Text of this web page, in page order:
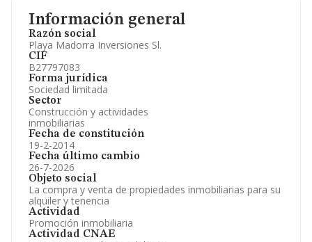
Información general
Razón social
Playa Madorra Inversiones Sl.
CIF
B27797083
Forma jurídica
Sociedad limitada
Sector
Construcción y actividades
inmobiliarias
Fecha de constitución
19-2-2014
Fecha último cambio
26-7-2026
Objeto social
La compra y venta de propiedades inmobiliarias para su
alquiler y tenencia
Actividad
Promoción inmobiliaria
Actividad CNAE
Información oficial y registral complementaria.